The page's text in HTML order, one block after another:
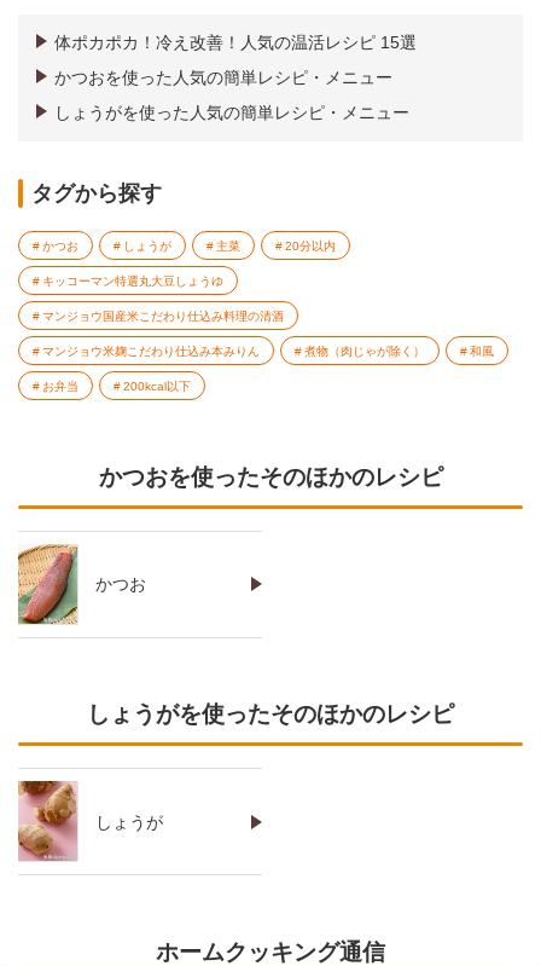
体ポカポカ！冷え改善！人気の温活レシピ 15選
かつおを使った人気の簡単レシピ・メニュー
しょうがを使った人気の簡単レシピ・メニュー
タグから探す
かつお しょうが 主菜 20分以内
キッコーマン特選丸大豆しょうゆ
マンジョウ国産米こだわり仕込み料理の清酒
マンジョウ米麹こだわり仕込み本みりん 煮物（肉じゃが除く） 和風
お弁当 200kcal以下
かつおを使ったそのほかのレシピ
かつお
しょうがを使ったそのほかのレシピ
しょうが
ホームクッキング通信